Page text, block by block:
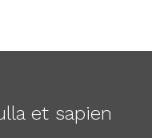
et sapien